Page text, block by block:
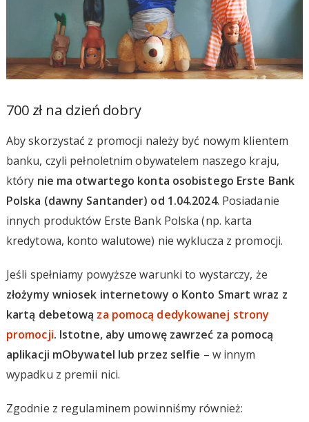
700 zł na dzień dobry
Aby skorzystać z promocji należy być nowym klientem
banku, czyli pełnoletnim obywatelem naszego kraju,
który nie ma otwartego konta osobistego Erste Bank
Polska (dawny Santander) od 1.04.2024. Posiadanie
innych produktów Erste Bank Polska (np. karta
kredytowa, konto walutowe) nie wyklucza z promocji.
Jeśli spełniamy powyższe warunki to wystarczy, że
złożymy wniosek internetowy o Konto Smart wraz z
kartą debetową za pomocą dedykowanej strony
promocji. Istotne, aby umowę zawrzeć za pomocą
aplikacji mObywatel lub przez selfie – w innym
wypadku z premii nici.
Zgodnie z regulaminem powinniśmy również: